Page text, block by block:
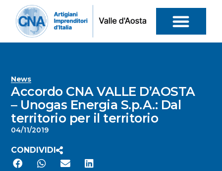
News
Accordo CNA VALLE D’AOSTA
– Unogas Energia S.p.A.: Dal
territorio per il territorio
04/11/2019
CONDIVIDI